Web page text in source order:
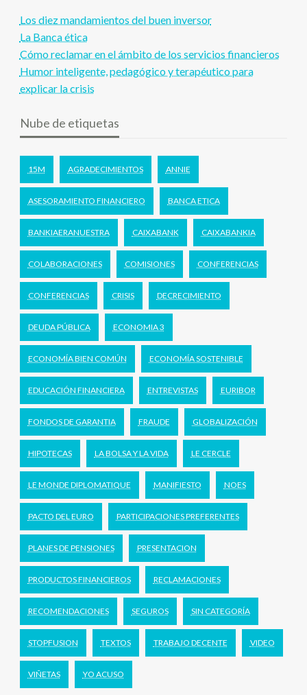
Los diez mandamientos del buen inversor
La Banca ética
Cómo reclamar en el ámbito de los servicios financieros
Humor inteligente, pedagógico y terapéutico para
explicar la crisis
Nube de etiquetas
15M AGRADECIMIENTOS ANNIE
ASESORAMIENTO FINANCIERO BANCA ETICA
BANKIAERANUESTRA CAIXABANK CAIXABANKIA
COLABORACIONES COMISIONES CONFERENCIAS
CONFERENCIAS CRISIS DECRECIMIENTO
DEUDA PÚBLICA ECONOMIA 3
ECONOMÍA BIEN COMÚN ECONOMÍA SOSTENIBLE
EDUCACIÓN FINANCIERA ENTREVISTAS EURIBOR
FONDOS DE GARANTIA FRAUDE GLOBALIZACIÓN
HIPOTECAS LA BOLSA Y LA VIDA LE CERCLE
LE MONDE DIPLOMATIQUE MANIFIESTO NOES
PACTO DEL EURO PARTICIPACIONES PREFERENTES
PLANES DE PENSIONES PRESENTACION
PRODUCTOS FINANCIEROS RECLAMACIONES
RECOMENDACIONES SEGUROS SIN CATEGORÍA
STOPFUSION TEXTOS TRABAJO DECENTE VIDEO
VIÑETAS YO ACUSO